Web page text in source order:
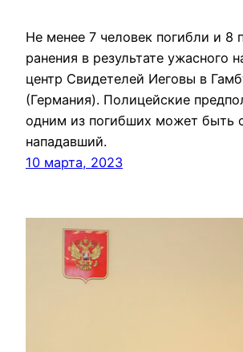
Не менее 7 человек погибли и 8
ранения в результате ужасного
центр Свидетелей Иеговы в
(Германия). Полицейские
одним из погибших может быть
нападавший.
10 марта, 2023